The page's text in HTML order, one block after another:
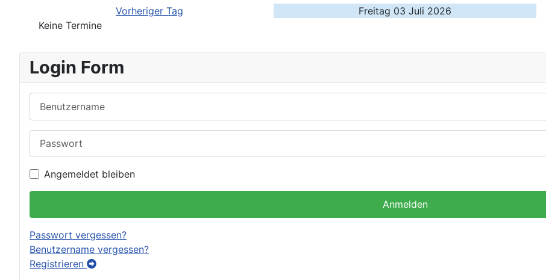
Vorheriger Tag
Freitag 03 Juli 2026
Keine Termine
Login Form
Angemeldet bleiben
Anmelden
Passwort vergessen?
Benutzername vergessen?
Registrieren